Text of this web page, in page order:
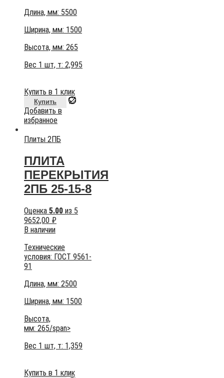
Длина, мм: 5500
Ширина, мм: 1500
Высота, мм: 265
Вес 1 шт, т: 2,995
Купить в 1 клик
Купить
Добавить в
избранное
Плиты 2ПБ
ПЛИТА
ПЕРЕКРЫТИЯ
2ПБ 25-15-8
Оценка 5.00 из 5
9652,00 ₽
В наличии
Технические
условия: ГОСТ 9561-
91
Длина, мм: 2500
Ширина, мм: 1500
Высота,
мм: 265/span>
Вес 1 шт, т: 1,359
Купить в 1 клик